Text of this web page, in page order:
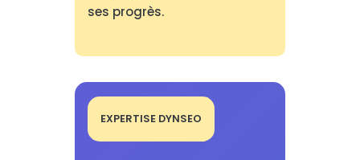
ses progrès.
EXPERTISE DYNSEO